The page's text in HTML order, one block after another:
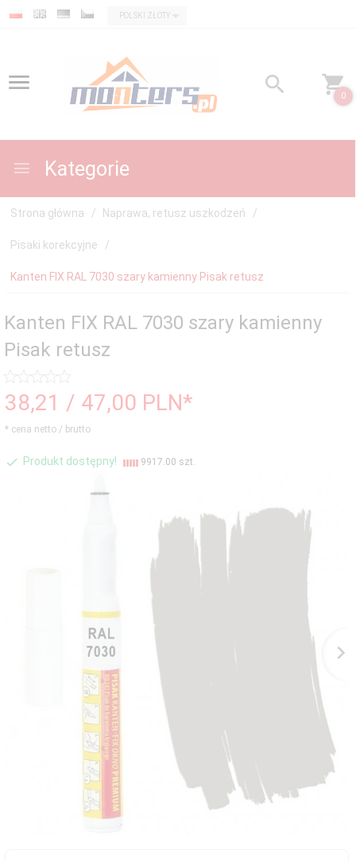
currency_h
POLSKI ZŁOTY
0
Kategorie
Strona główna Naprawa, retusz uszkodzeń
Pisaki korekcyjne
Kanten FIX RAL 7030 szary kamienny Pisak retusz
Kanten FIX RAL 7030 szary kamienny
Pisak retusz
38,21 / 47,00 PLN*
* cena netto / brutto
Produkt dostępny! 9917.00 szt.